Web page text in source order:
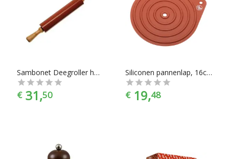
Sambonet Deegroller hout met siliconen -
€ 31,50
Siliconen pannenlap, 16cm - Sambonet
€ 19,48